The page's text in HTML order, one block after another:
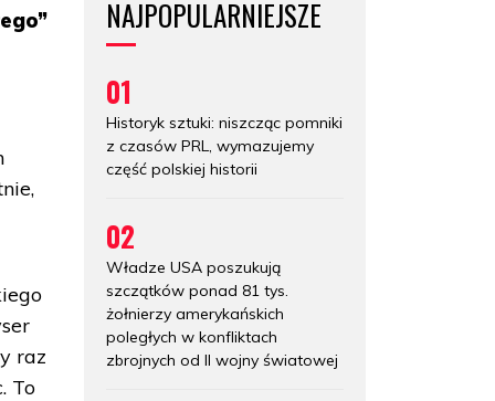
raz
To
NAJPOPULARNIEJSZE
01
Historyk sztuki: niszcząc pomniki
z czasów PRL, wymazujemy
część polskiej historii
02
Władze USA poszukują
szczątków ponad 81 tys.
żołnierzy amerykańskich
poległych w konfliktach
zbrojnych od II wojny światowej